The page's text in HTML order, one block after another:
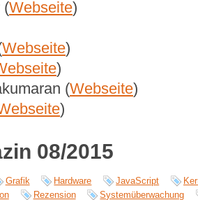
(Webseite)
Webseite)
)
(Webseite)
)
08/2015
Grafik Hardware JavaScript
Rezension
Systemüberwachung